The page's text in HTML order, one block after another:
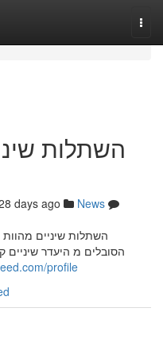
השתלות
days ago
News
השתלות שיניים
הסובלים מ היעדר שיניים
profile